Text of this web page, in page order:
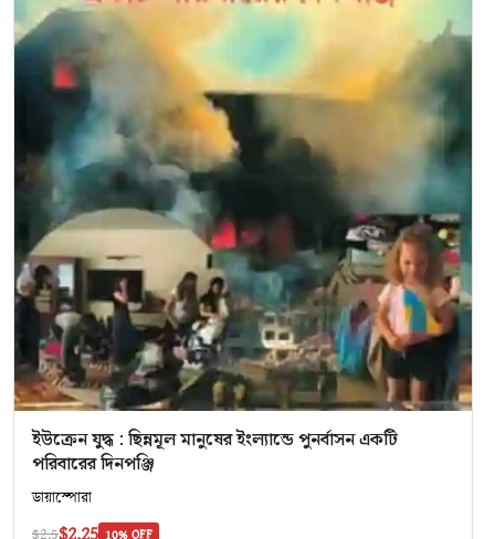
ইউক্রেন যুদ্ধ : ছিন্নমূল মানুষের ইংল্যান্ডে পুনর্বাসন একটি
পরিবারের দিনপঞ্জি
ডায়াস্পোরা
$2.5
10% OFF